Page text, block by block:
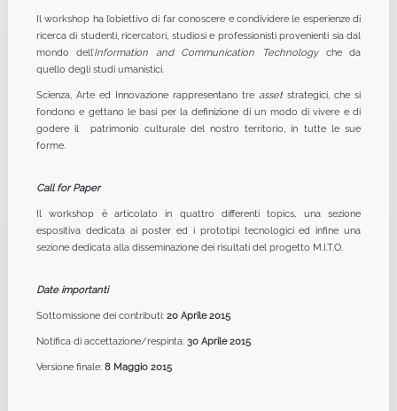
Il workshop ha l’obiettivo di far conoscere e condividere le esperienze di
ricerca di studenti, ricercatori, studiosi e professionisti provenienti sia dal
mondo dell’Information and Communication Technologyche da
quello degli studi umanistici.
Scienza, Arte ed Innovazione rappresentano treassetstrategici, che si
fondono e gettano le basi per la definizione di un modo di vivere e di
godere il patrimonio culturale del nostro territorio, in tutte le sue
forme.
Call for Paper
Il workshop è articolato in quattro differenti topics, una sezione
espositiva dedicata ai poster ed i prototipi tecnologici ed infine una
sezione dedicata alla disseminazione dei risultati del progetto M.I.T.O.
Date importanti
Sottomissione dei contributi: 20 Aprile 2015
Notifica di accettazione/respinta: 30 Aprile 2015
Versione finale: 8 Maggio 2015